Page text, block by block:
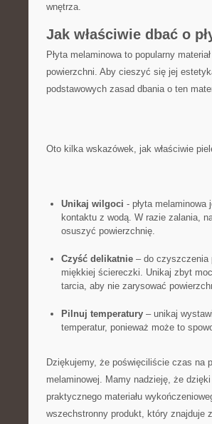
wnętrza.
Jak właściwie dbać o
Płyta melaminowa to popularny
powierzchni. Aby cieszyć się jej
podstawowych zasad dbania o ‌ten
Oto kilka wskazówek, jak właściwie​
Unikaj wilgoci ⁢-⁢ płyta
kontaktu z wodą. W ‍razie zalania,
osuszyć powierzchnię.
Czyść delikatnie– do czyszczenia
miękkiej ściereczki. Unikaj zbyt
tarcia, aby ​nie zarysować
Pilnuj temperatury– ⁤unikaj
temperatur,​ ponieważ może to
Dziękujemy, że poświęciliście czas na
⁤melaminowej. Mamy nadzieję, że
praktycznego materiału
wszechstronny produkt, który znajduje